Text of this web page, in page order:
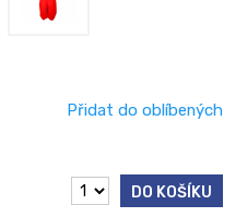
Přidat do oblíbených
DO KOŠÍKU